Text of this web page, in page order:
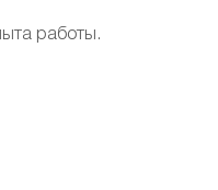
работы.